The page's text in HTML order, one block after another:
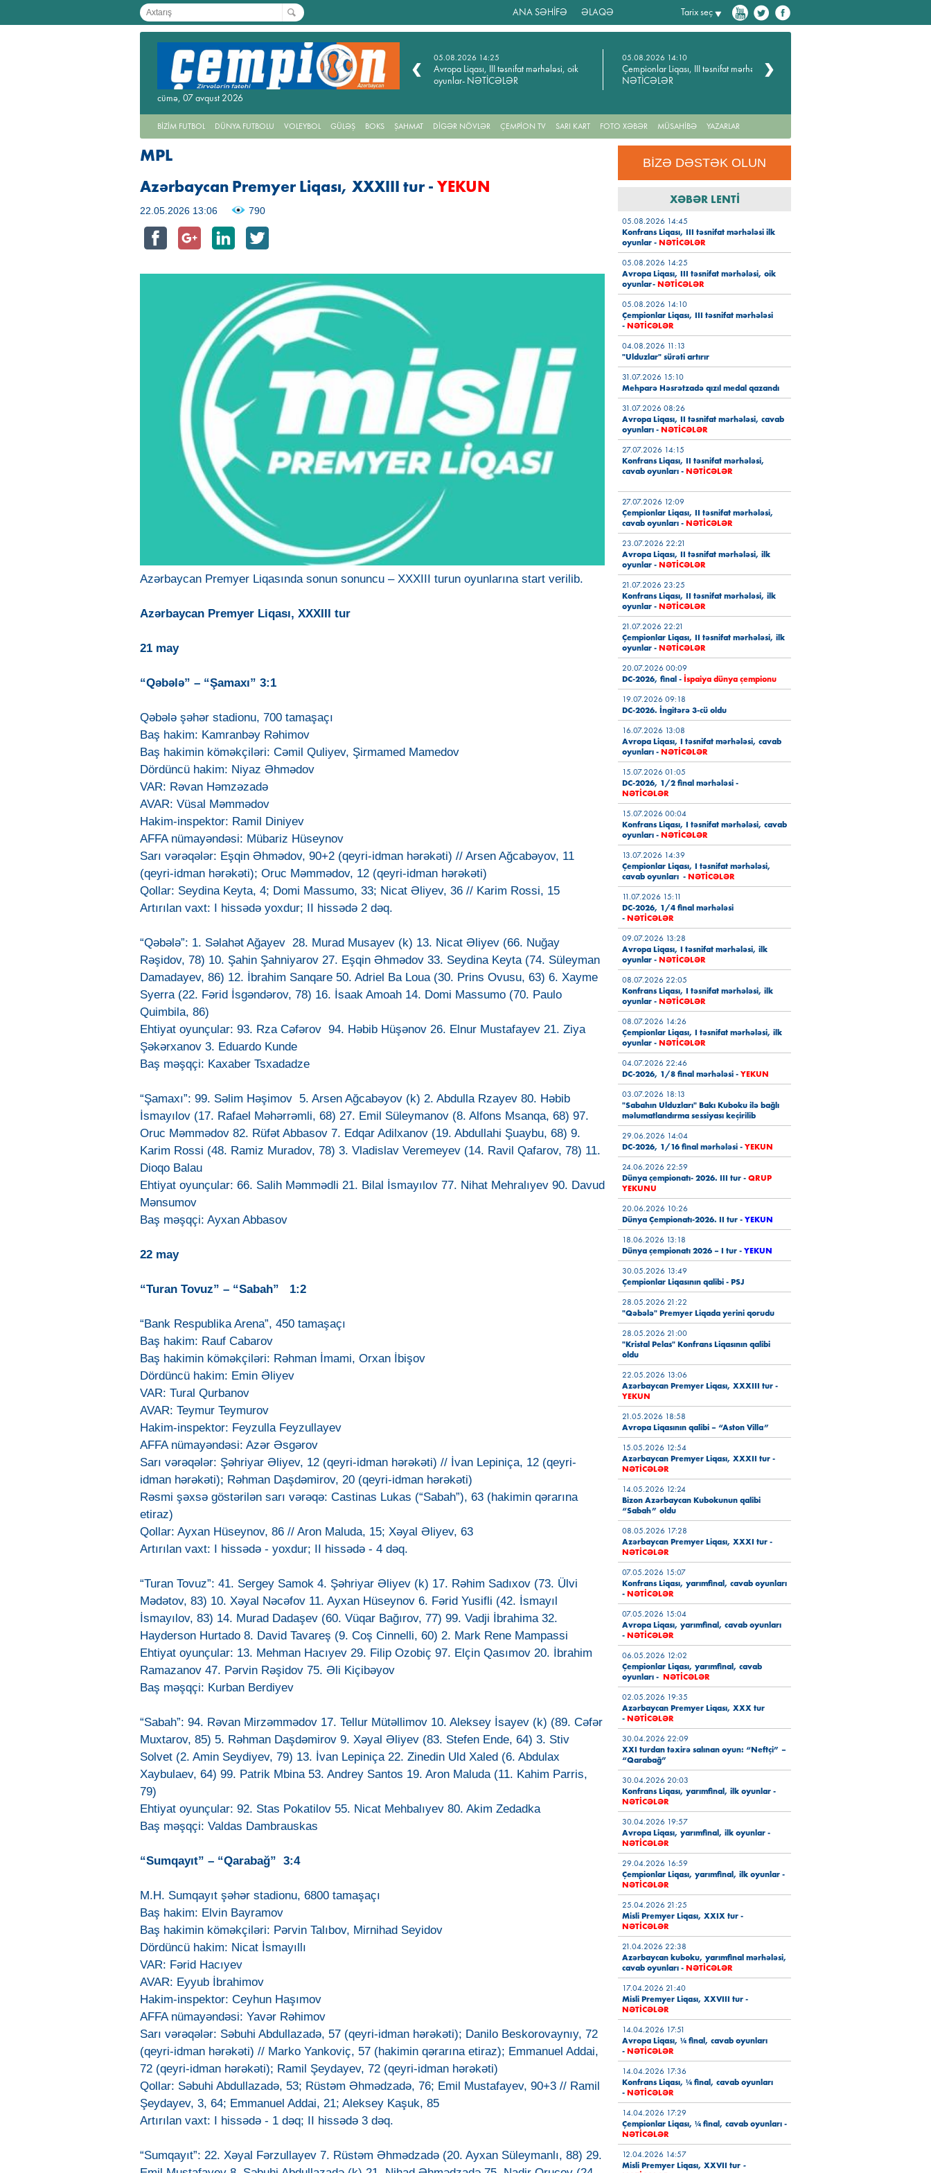
ANA SƏHİFƏ ƏLAQƏ Tarix seç
cümə, 07 avqust 2026
05.08.2026 14:45
Konfrans Liqası, III təsnifat mərhələsi ilk
oyunlar - NƏTİCƏLƏR
05.08.2026 14:25
Avropa Liqası, III təsnifat mərhələsi, oik
oyunlar- NƏTİCƏLƏR
05.08.2026 14:10
Çempionlar Liqası, III təsnifat mərhələsi -
NƏTİCƏLƏR
BİZİM FUTBOL DÜNYA FUTBOLU VOLEYBOL GÜLƏŞ BOKS ŞAHMAT DİGƏR NÖVLƏR ÇEMPİON TV SARI KART FOTO XƏBƏR MÜSAHİBƏ YAZARLAR
MPL
Azərbaycan Premyer Liqası, XXXIII tur - YEKUN
22.05.2026 13:06 790
Azərbaycan Premyer Liqasında sonun sonuncu – XXXIII turun oyunlarına start verilib.
Azərbaycan Premyer Liqası, XXXIII tur
21 may
“Qəbələ” – “Şamaxı” 3:1
Qəbələ şəhər stadionu, 700 tamaşaçı
Baş hakim: Kamranbəy Rəhimov
Baş hakimin köməkçiləri: Cəmil Quliyev, Şirmamed Mamedov
Dördüncü hakim: Niyaz Əhmədov
VAR: Rəvan Həmzəzadə
AVAR: Vüsal Məmmədov
Hakim-inspektor: Ramil Diniyev
AFFA nümayəndəsi: Mübariz Hüseynov
Sarı vərəqələr: Eşqin Əhmədov, 90+2 (qeyri-idman hərəkəti) // Arsen Ağcabəyov, 11
(qeyri-idman hərəkəti); Oruc Məmmədov, 12 (qeyri-idman hərəkəti)
Qollar: Seydina Keyta, 4; Domi Massumo, 33; Nicat Əliyev, 36 // Karim Rossi, 15
Artırılan vaxt: I hissədə yoxdur; II hissədə 2 dəq.
“Qəbələ”: 1. Səlahət Ağayev 28. Murad Musayev (k) 13. Nicat Əliyev (66. Nuğay
Rəşidov, 78) 10. Şahin Şahniyarov 27. Eşqin Əhmədov 33. Seydina Keyta (74. Süleyman
Damadayev, 86) 12. İbrahim Sanqare 50. Adriel Ba Loua (30. Prins Ovusu, 63) 6. Xayme
Syerra (22. Fərid İsgəndərov, 78) 16. İsaak Amoah 14. Domi Massumo (70. Paulo
Quimbila, 86)
Ehtiyat oyunçular: 93. Rza Cəfərov 94. Həbib Hüşənov 26. Elnur Mustafayev 21. Ziya
Şəkərxanov 3. Eduardo Kunde
Baş məşqçi: Kaxaber Tsxadadze
“Şamaxı”: 99. Səlim Həşimov 5. Arsen Ağcabəyov (k) 2. Abdulla Rzayev 80. Həbib
İsmayılov (17. Rafael Məhərrəmli, 68) 27. Emil Süleymanov (8. Alfons Msanqa, 68) 97.
Oruc Məmmədov 82. Rüfət Abbasov 7. Edqar Adilxanov (19. Abdullahi Şuaybu, 68) 9.
Karim Rossi (48. Ramiz Muradov, 78) 3. Vladislav Veremeyev (14. Ravil Qafarov, 78) 11.
Dioqo Balau
Ehtiyat oyunçular: 66. Salih Məmmədli 21. Bilal İsmayılov 77. Nihat Mehralıyev 90. Davud
Mənsumov
Baş məşqçi: Ayxan Abbasov
22 may
“Turan Tovuz” – “Sabah” 1:2
“Bank Respublika Arena”, 450 tamaşaçı
Baş hakim: Rauf Cabarov
Baş hakimin köməkçiləri: Rəhman İmami, Orxan İbişov
Dördüncü hakim: Emin Əliyev
VAR: Tural Qurbanov
AVAR: Teymur Teymurov
Hakim-inspektor: Feyzulla Feyzullayev
AFFA nümayəndəsi: Azər Əsgərov
Sarı vərəqələr: Şəhriyar Əliyev, 12 (qeyri-idman hərəkəti) // İvan Lepiniça, 12 (qeyri-
idman hərəkəti); Rəhman Daşdəmirov, 20 (qeyri-idman hərəkəti)
Rəsmi şəxsə göstərilən sarı vərəqə: Castinas Lukas (“Sabah”), 63 (hakimin qərarına
etiraz)
Qollar: Ayxan Hüseynov, 86 // Aron Maluda, 15; Xəyal Əliyev, 63
Artırılan vaxt: I hissədə - yoxdur; II hissədə - 4 dəq.
“Turan Tovuz”: 41. Sergey Samok 4. Şəhriyar Əliyev (k) 17. Rəhim Sadıxov (73. Ülvi
Mədətov, 83) 10. Xəyal Nəcəfov 11. Ayxan Hüseynov 6. Fərid Yusifli (42. İsmayıl
İsmayılov, 83) 14. Murad Dadaşev (60. Vüqar Bağırov, 77) 99. Vadji İbrahima 32.
Hayderson Hurtado 8. David Tavareş (9. Coş Cinnelli, 60) 2. Mark Rene Mampassi
Ehtiyat oyunçular: 13. Mehman Hacıyev 29. Filip Ozobiç 97. Elçin Qasımov 20. İbrahim
Ramazanov 47. Pərvin Rəşidov 75. Əli Kiçibəyov
Baş məşqçi: Kurban Berdiyev
“Sabah”: 94. Rəvan Mirzəmmədov 17. Tellur Mütəllimov 10. Aleksey İsayev (k) (89. Cəfər
Muxtarov, 85) 5. Rəhman Daşdəmirov 9. Xəyal Əliyev (83. Stefen Ende, 64) 3. Stiv
Solvet (2. Amin Seydiyev, 79) 13. İvan Lepiniça 22. Zinedin Uld Xaled (6. Abdulax
Xaybulaev, 64) 99. Patrik Mbina 53. Andrey Santos 19. Aron Maluda (11. Kahim Parris,
79)
Ehtiyat oyunçular: 92. Stas Pokatilov 55. Nicat Mehbalıyev 80. Akim Zedadka
Baş məşqçi: Valdas Dambrauskas
“Sumqayıt” – “Qarabağ” 3:4
M.H. Sumqayıt şəhər stadionu, 6800 tamaşaçı
Baş hakim: Elvin Bayramov
Baş hakimin köməkçiləri: Pərvin Talıbov, Mirnihad Seyidov
Dördüncü hakim: Nicat İsmayıllı
VAR: Fərid Hacıyev
AVAR: Eyyub İbrahimov
Hakim-inspektor: Ceyhun Haşımov
AFFA nümayəndəsi: Yavər Rəhimov
Sarı vərəqələr: Səbuhi Abdullazadə, 57 (qeyri-idman hərəkəti); Danilo Beskorovaynıy, 72
(qeyri-idman hərəkəti) // Marko Yankoviç, 57 (hakimin qərarına etiraz); Emmanuel Addai,
72 (qeyri-idman hərəkəti); Ramil Şeydayev, 72 (qeyri-idman hərəkəti)
Qollar: Səbuhi Abdullazadə, 53; Rüstəm Əhmədzadə, 76; Emil Mustafayev, 90+3 // Ramil
Şeydayev, 3, 64; Emmanuel Addai, 21; Aleksey Kaşuk, 85
Artırılan vaxt: I hissədə - 1 dəq; II hissədə 3 dəq.
“Sumqayıt”: 22. Xəyal Fərzullayev 7. Rüstəm Əhmədzadə (20. Ayxan Süleymanlı, 88) 29.
BİZƏ DƏSTƏK OLUN
XƏBƏR LENTİ
05.08.2026 14:45
Konfrans Liqası, III təsnifat mərhələsi ilk
oyunlar - NƏTİCƏLƏR
05.08.2026 14:25
Avropa Liqası, III təsnifat mərhələsi, oik
oyunlar- NƏTİCƏLƏR
05.08.2026 14:10
Çempionlar Liqası, III təsnifat mərhələsi
- NƏTİCƏLƏR
04.08.2026 11:13
"Ulduzlar" sürəti artırır
31.07.2026 15:10
Mehparə Həsrətzadə qızıl medal qazandı
31.07.2026 08:26
Avropa Liqası, II təsnifat mərhələsi, cavab
oyunları - NƏTİCƏLƏR
27.07.2026 14:15
Konfrans Liqası, II təsnifat mərhələsi,
cavab oyunları - NƏTİCƏLƏR
27.07.2026 12:09
Çempionlar Liqası, II təsnifat mərhələsi,
cavab oyunları - NƏTİCƏLƏR
23.07.2026 22:21
Avropa Liqası, II təsnifat mərhələsi, ilk
oyunlar - NƏTİCƏLƏR
21.07.2026 23:25
Konfrans Liqası, II təsnifat mərhələsi, ilk
oyunlar - NƏTİCƏLƏR
21.07.2026 22:21
Çempionlar Liqası, II təsnifat mərhələsi, ilk
oyunlar - NƏTİCƏLƏR
20.07.2026 00:09
DC-2026, final - İspaiya dünya çempionu
19.07.2026 09:18
DC-2026. İngitərə 3-cü oldu
16.07.2026 13:08
Avropa Liqası, I təsnifat mərhələsi, cavab
oyunları - NƏTİCƏLƏR
15.07.2026 01:05
DC-2026, 1/2 final mərhələsi -
NƏTİCƏLƏR
15.07.2026 00:04
Konfrans Liqası, I təsnifat mərhələsi, cavab
oyunları - NƏTİCƏLƏR
13.07.2026 14:39
Çempionlar Liqası, I təsnifat mərhələsi,
cavab oyunları - NƏTİCƏLƏR
11.07.2026 15:11
DC-2026, 1/4 final mərhələsi
- NƏTİCƏLƏR
09.07.2026 13:28
Avropa Liqası, I təsnifat mərhələsi, ilk
oyunlar - NƏTİCƏLƏR
08.07.2026 22:05
Konfrans Liqası, I təsnifat mərhələsi, ilk
oyunlar - NƏTİCƏLƏR
08.07.2026 14:26
Çempionlar Liqası, I təsnifat mərhələsi, ilk
oyunlar - NƏTİCƏLƏR
04.07.2026 22:46
DC-2026, 1/8 final mərhələsi - YEKUN
03.07.2026 18:13
"Sabahın Ulduzları" Bakı Kuboku ilə bağlı
məlumatlandırma sessiyası keçirilib
29.06.2026 14:04
DC-2026, 1/16 final mərhələsi - YEKUN
24.06.2026 22:59
Dünya çempionatı- 2026. III tur - QRUP
YEKUNU
20.06.2026 10:26
Dünya Çempionatı-2026. II tur - YEKUN
18.06.2026 13:18
Dünya çempionatı 2026 – I tur - YEKUN
30.05.2026 13:49
Çempionlar Liqasının qalibi - PSJ
28.05.2026 21:22
"Qəbələ" Premyer Liqada yerini qorudu
28.05.2026 21:00
"Kristal Pelas" Konfrans Liqasının qalibi
oldu
22.05.2026 13:06
Azərbaycan Premyer Liqası, XXXIII tur -
YEKUN
21.05.2026 18:58
Avropa Liqasının qalibi – “Aston Villa”
15.05.2026 12:54
Azərbaycan Premyer Liqası, XXXII tur -
NƏTİCƏLƏR
14.05.2026 12:24
Bizon Azərbaycan Kubokunun qalibi
“Sabah” oldu
08.05.2026 17:28
Azərbaycan Premyer Liqası, XXXI tur -
NƏTİCƏLƏR
07.05.2026 15:07
Konfrans Liqası, yarımfinal, cavab oyunları
- NƏTİCƏLƏR
07.05.2026 15:04
Avropa Liqası, yarımfinal, cavab oyunları
- NƏTİCƏLƏR
06.05.2026 12:02
Çempionlar Liqası, yarımfinal, cavab
oyunları - NƏTİCƏLƏR
02.05.2026 19:35
Azərbaycan Premyer Liqası, XXX tur
- NƏTİCƏLƏR
30.04.2026 22:09
XXI turdan təxirə salınan oyun: “Neftçi” –
“Qarabağ”
30.04.2026 20:03
Konfrans Liqası, yarımfinal, ilk oyunlar -
NƏTİCƏLƏR
30.04.2026 19:57
Avropa Liqası, yarımfinal, ilk oyunlar -
NƏTİCƏLƏR
29.04.2026 16:59
Çempionlar Liqası, yarımfinal, ilk oyunlar -
NƏTİCƏLƏR
25.04.2026 21:25
Misli Premyer Liqası, XXIX tur -
NƏTİCƏLƏR
21.04.2026 22:38
Azərbaycan kuboku, yarımfinal mərhələsi,
cavab oyunları - NƏTİCƏLƏR
17.04.2026 21:40
Misli Premyer Liqası, XXVIII tur -
NƏTİCƏLƏR
14.04.2026 17:51
Avropa Liqası, ¼ final, cavab oyunları
- NƏTİCƏLƏR
14.04.2026 17:36
Konfrans Liqası, ¼ final, cavab oyunları
- NƏTİCƏLƏR
14.04.2026 17:29
Çempionlar Liqası, ¼ final, cavab oyunları -
NƏTİCƏLƏR
12.04.2026 14:57
Misli Premyer Liqası, XXVII tur -